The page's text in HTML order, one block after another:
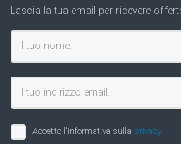
Lascia la tua email per ricevere
Accetto l'informativa sulla privacy